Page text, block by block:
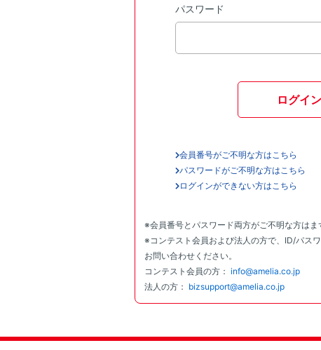
パスワード
ログイン
会員番号がご不明な方はこちら
パスワードがご不明な方はこちら
ログインができない方はこちら
※会員番号とパスワード両方がご不明な方はま
※コンテスト会員および法人の方で、ID/パス
お問い合わせください。
コンテスト会員の方： info@amelia.co.jp
法人の方： bizsupport@amelia.co.jp